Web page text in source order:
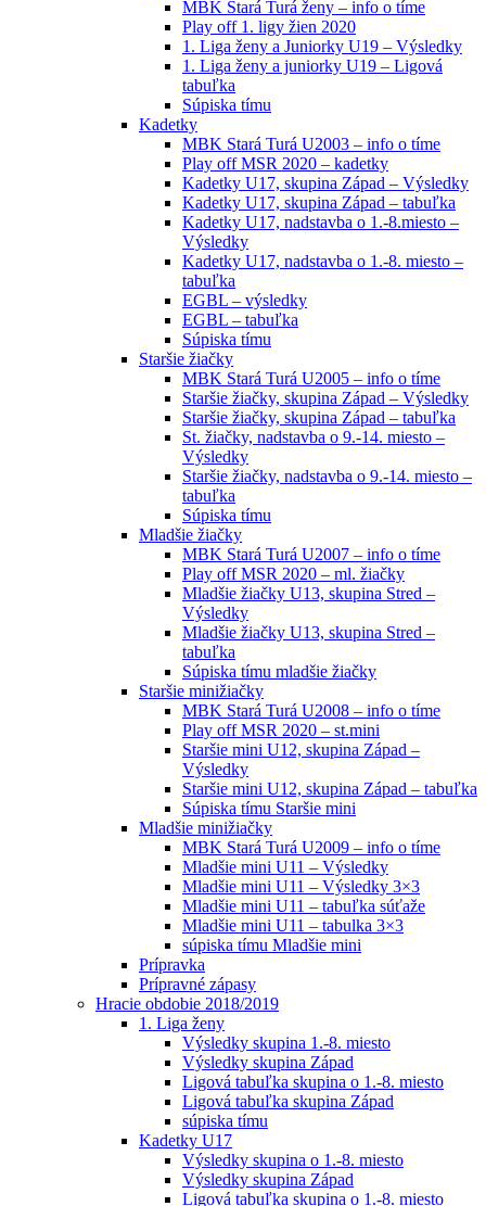
MBK Stará Turá ženy – info o tíme
Play off 1. ligy žien 2020
1. Liga ženy a Juniorky U19 – Výsledky
1. Liga ženy a juniorky U19 – Ligová
tabuľka
Súpiska tímu
Kadetky
MBK Stará Turá U2003 – info o tíme
Play off MSR 2020 – kadetky
Kadetky U17, skupina Západ – Výsledky
Kadetky U17, skupina Západ – tabuľka
Kadetky U17, nadstavba o 1.-8.miesto –
Výsledky
Kadetky U17, nadstavba o 1.-8. miesto –
tabuľka
EGBL – výsledky
EGBL – tabuľka
Súpiska tímu
Staršie žiačky
MBK Stará Turá U2005 – info o tíme
Staršie žiačky, skupina Západ – Výsledky
Staršie žiačky, skupina Západ – tabuľka
St. žiačky, nadstavba o 9.-14. miesto –
Výsledky
Staršie žiačky, nadstavba o 9.-14. miesto –
tabuľka
Súpiska tímu
Mladšie žiačky
MBK Stará Turá U2007 – info o tíme
Play off MSR 2020 – ml. žiačky
Mladšie žiačky U13, skupina Stred –
Výsledky
Mladšie žiačky U13, skupina Stred –
tabuľka
Súpiska tímu mladšie žiačky
Staršie minižiačky
MBK Stará Turá U2008 – info o tíme
Play off MSR 2020 – st.mini
Staršie mini U12, skupina Západ –
Výsledky
Staršie mini U12, skupina Západ – tabuľka
Súpiska tímu Staršie mini
Mladšie minižiačky
MBK Stará Turá U2009 – info o tíme
Mladšie mini U11 – Výsledky
Mladšie mini U11 – Výsledky 3×3
Mladšie mini U11 – tabuľka súťaže
Mladšie mini U11 – tabulka 3×3
súpiska tímu Mladšie mini
Prípravka
Prípravné zápasy
Hracie obdobie 2018/2019
1. Liga ženy
Výsledky skupina 1.-8. miesto
Výsledky skupina Západ
Ligová tabuľka skupina o 1.-8. miesto
Ligová tabuľka skupina Západ
súpiska tímu
Kadetky U17
Výsledky skupina o 1.-8. miesto
Výsledky skupina Západ
Ligová tabuľka skupina o 1.-8. miesto